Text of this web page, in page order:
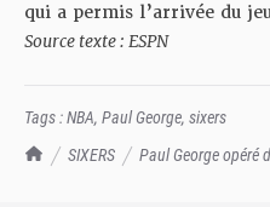
TrashTalk Actu NBA
SIXERS
Paul George opéré
qui a permis l’arrivée du
Source texte : ESPN
Tags :NBA, Paul George, sixers